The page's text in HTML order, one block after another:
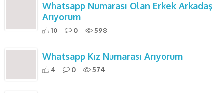
Whatsapp Numarası Olan Erkek Arkadaş
Arıyorum
10 0 598
Whatsapp Kız Numarası Arıyorum
4 0 574